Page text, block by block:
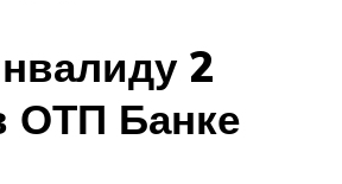
2
ОТП Банке